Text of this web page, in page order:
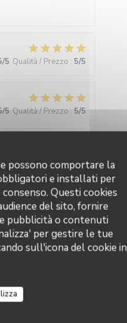
possono comportare la
e installati per
Questi cookies
del sito, fornire
pubblicità o contenuti
per gestire le tue
sull'icona del cookie in
/5 Qualità / Prezzo : 5/5
/5 Qualità / Prezzo : 5/5
/5 Qualità / Prezzo:5/5
végétariens se
/5 Qualità / Prezzo